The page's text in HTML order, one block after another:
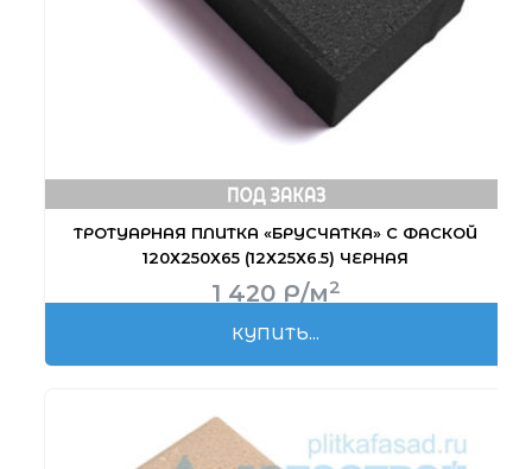
ТРОТУАРНАЯ ПЛИТКА «БРУСЧАТКА» С ФАСКОЙ
120Х250Х65 (12Х25Х6.5) ЧЕРНАЯ
1 420 Р/м2
КУПИТЬ...